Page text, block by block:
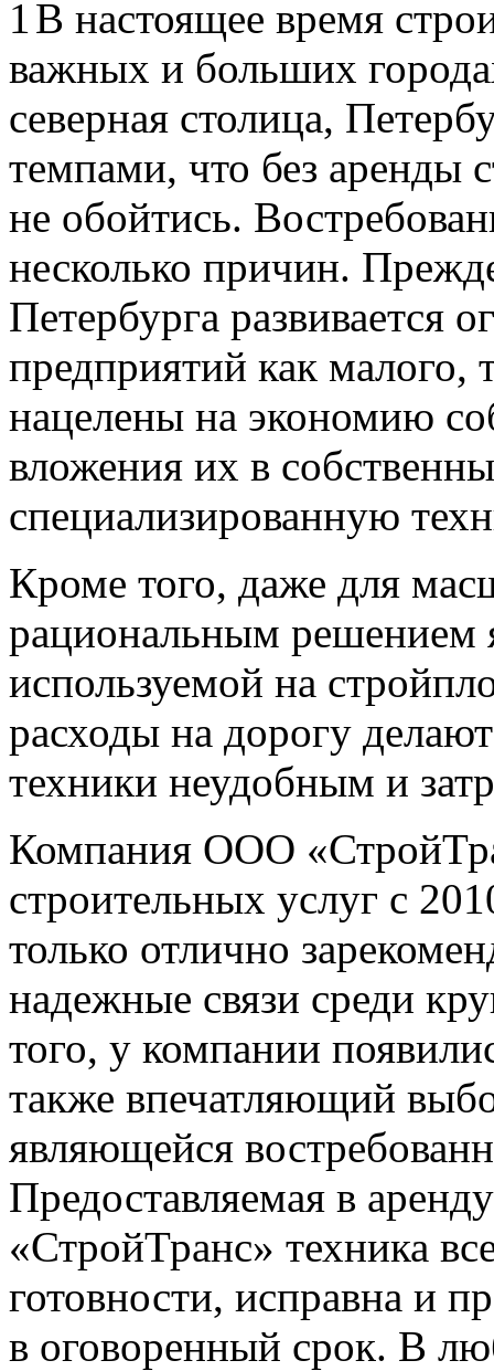
В настоящее время
важных и больших
северная столица,
темпами, что без аренды
не обойтись.
несколько причин.
Петербурга развивается
предприятий как малого,
нацелены на экономию
вложения их в
специализированную
Кроме того, даже для
рациональным решением
используемой на
расходы на дорогу
техники неудобным и
Компания ООО
строительных услуг с
только отлично
надежные связи среди
того, у компании
также впечатляющий
являющейся
Предоставляемая в
«СтройТранс» техника
готовности, исправна и
в оговоренный срок. В